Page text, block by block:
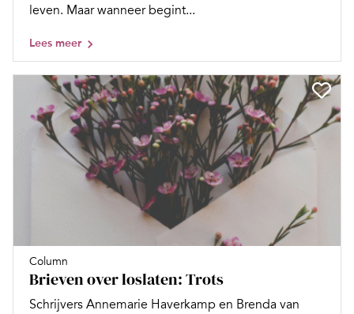
leven. Maar wanneer begint...
Lees meer
Column
Brieven over loslaten: Trots
Schrijvers Annemarie Haverkamp en Brenda van